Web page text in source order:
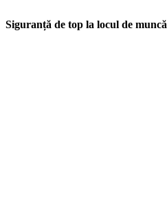
Siguranță de top la locul de muncă